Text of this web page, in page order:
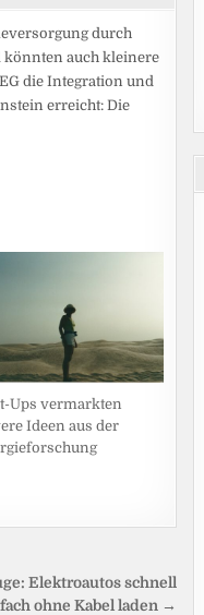
durch
könnten auch kleinere
die Integration und
erreicht: Die
Ups vermarkten
Ideen aus der
Elektroautos schnell
ohne Kabel laden →